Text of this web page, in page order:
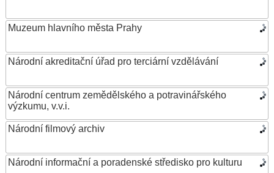
Muzeum hlavního města Prahy
Národní akreditační úřad pro terciární vzdělávání
Národní centrum zemědělského a potravinářského
výzkumu, v.v.i.
Národní filmový archiv
Národní informační a poradenské středisko pro kulturu